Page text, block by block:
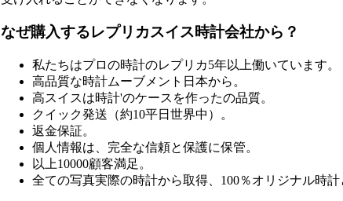
なぜ購入するレプリカスイス時計会社から？
私たちはプロの時計のレプリカ5年以上働いています。
高品質な時計ムーブメント日本から。
高スイスは時計'のケースを作ったの品質。
クイック発送（約10平日世界中）。
返金保証。
個人情報は、完全な信頼と保護に保管。
以上10000顧客満足。
全ての写真実際の時計から取得、100％オリジナル時計